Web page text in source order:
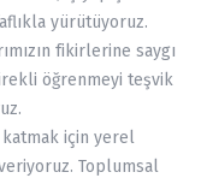
yürütüyoruz.
fikirlerine saygı
öğrenmeyi teşvik
için yerel
Toplumsal